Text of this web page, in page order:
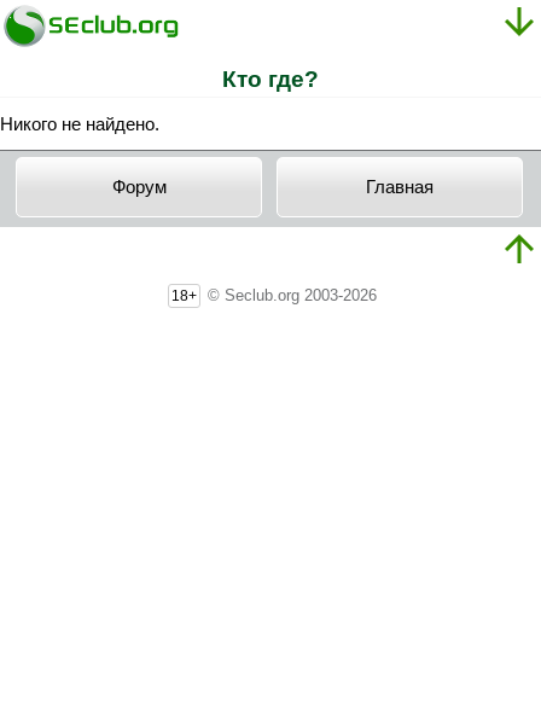
Кто где?
Никого не найдено.
Форум Главная
18+ © Seclub.org 2003-2026